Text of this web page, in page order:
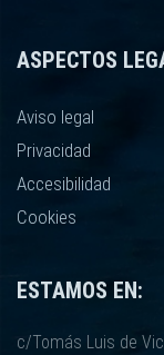
ASPECTOS
Aviso legal
Privacidad
Accesibilidad
Cookies
ESTAMOS EN:
c/Tomás Luis de